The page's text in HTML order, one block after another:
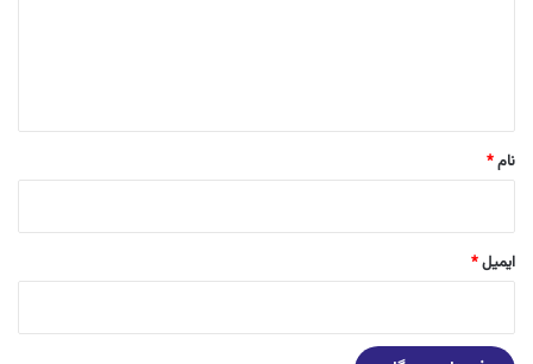
نام*
ایمیل*